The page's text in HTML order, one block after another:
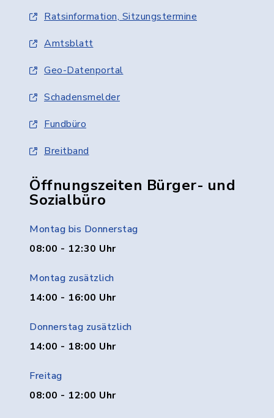
Ratsinformation, Sitzungstermine
Amtsblatt
Geo-Datenportal
Schadensmelder
Fundbüro
Breitband
Öffnungszeiten Bürger- und
Sozialbüro
Montag bis Donnerstag
08:00 - 12:30 Uhr
Montag zusätzlich
14:00 - 16:00 Uhr
Donnerstag zusätzlich
14:00 - 18:00 Uhr
Freitag
08:00 - 12:00 Uhr